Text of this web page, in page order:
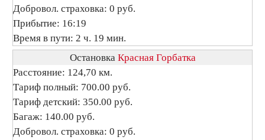
Добровол. страховка: 0 руб.
Прибытие: 16:19
Время в пути: 2 ч. 19 мин.
Остановка Красная Горбатка
Расстояние: 124,70 км.
Тариф полный: 700.00 руб.
Тариф детский: 350.00 руб.
Багаж: 140.00 руб.
Добровол. страховка: 0 руб.